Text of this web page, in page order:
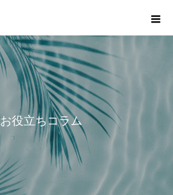
お役立ちコラム